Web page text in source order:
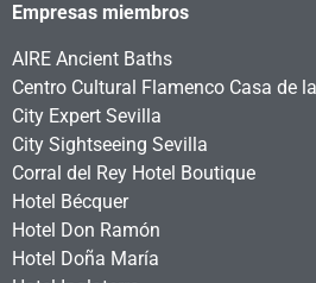
Empresas miembros
AIRE Ancient Baths
Centro Cultural Flamenco Casa de
City Expert Sevilla
City Sightseeing Sevilla
Corral del Rey Hotel Boutique
Hotel Bécquer
Hotel Don Ramón
Hotel Doña María